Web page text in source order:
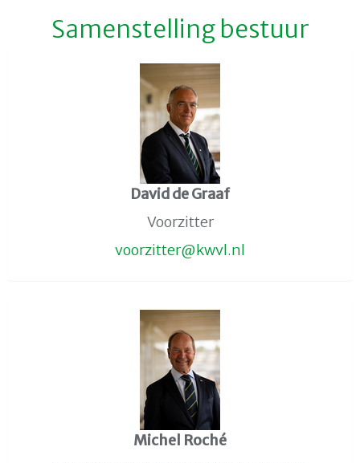
Samenstelling bestuur
David de Graaf
Voorzitter
rettizroov@kwvl.nl
Michel Roché